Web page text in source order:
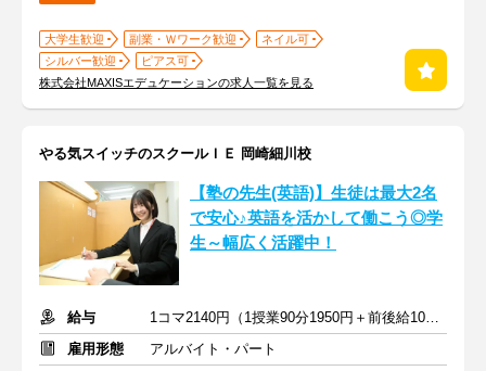
大学生歓迎 副業・Ｗワーク歓迎
ネイル可
シルバー歓迎
ピアス可
株式会社MAXISエデュケーションの求人一覧を見る
やる気スイッチのスクールＩＥ 岡崎細川校
【塾の先生(英語)】生徒は最大2名
で安心♪英語を活かして働こう◎学
生～幅広く活躍中！
給与
1コマ2140円（1授業90分1950円＋前後給10分190円）
雇用形態
アルバイト・パート